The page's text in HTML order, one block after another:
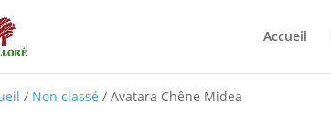
Accueil
/ Non classé / Avatara Chêne Midea